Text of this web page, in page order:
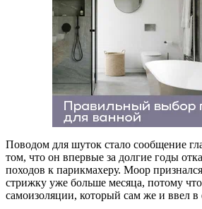
Поводом для шуток стало сообщение
том, что он впервые за долгие годы
походов к парикмахеру. Моор
стрижку уже больше месяца, потому
самоизоляции, который сам же и ввел в